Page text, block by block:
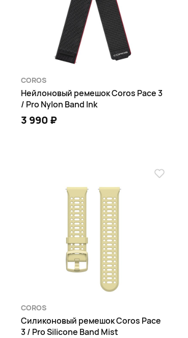
COROS
Нейлоновый ремешок Coros Pace 3
/ Pro Nylon Band Ink
3 990 ₽
COROS
Силиконовый ремешок Coros Pace
3 / Pro Silicone Band Mist